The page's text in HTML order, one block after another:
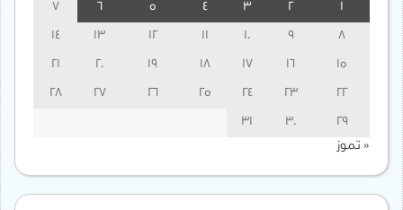
3
13
14
15
16
17
18
19
20
21
22
23
24
25
26
27
28
29
30
31
« تموز